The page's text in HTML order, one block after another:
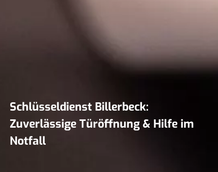
Schlüsseldienst Billerbeck:
Zuverlässige Türöffnung & Hilfe im
Notfall